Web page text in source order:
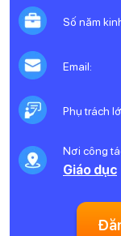
Số năm
Email:
Phụ trách
Nơi công
Giáo dục